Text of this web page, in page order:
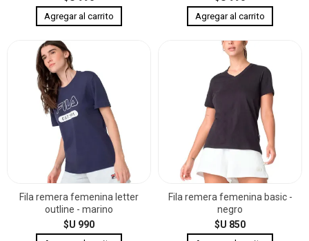
Fila remera femenina letter
outline - marino
$U 990
Fila remera femenina basic -
negro
$U 850